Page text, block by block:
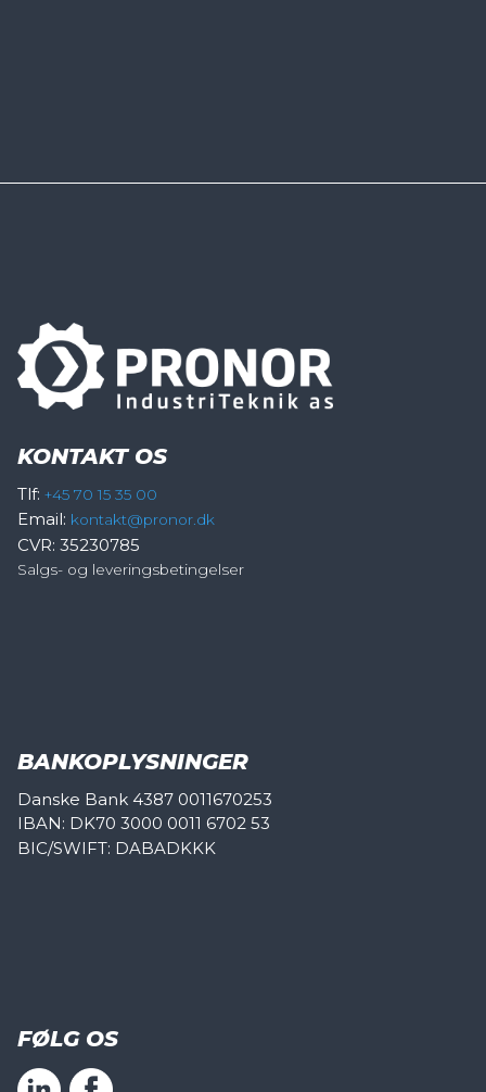
KONTAKT OS
Tlf: +45 70 15 35 00
Email: kontakt@pronor.dk
CVR: 35230785
Salgs- og leveringsbetingelser
BANKOPLYSNINGER
Danske Bank 4387 0011670253
IBAN: DK70 3000 0011 6702 53
BIC/SWIFT: DABADKKK
FØLG OS